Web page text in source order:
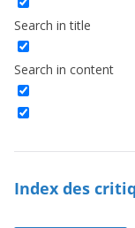
Search in title
Search in content
Index des